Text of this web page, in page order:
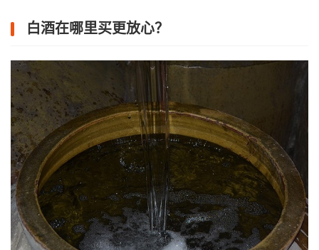
白酒在哪里买更放心？